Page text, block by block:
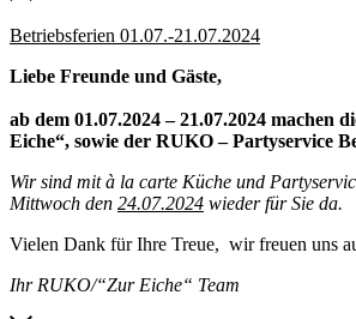
Betriebsferien 01.07.-21.07.2024
Liebe Freunde und Gäste,
ab dem 01.07.2024 – 21.07.2024 machen
Eiche“, sowie der RUKO – Partyservice
Wir sind mit à la carte Küche und
Mittwoch den 24.07.2024 wieder für Sie da.
Vielen Dank für Ihre Treue, wir freuen uns
Ihr RUKO/“Zur Eiche“ Team